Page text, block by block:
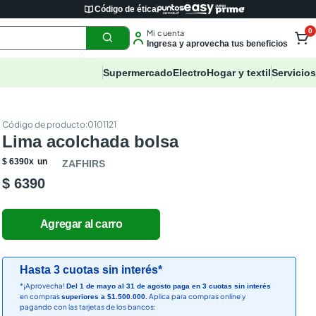
Código de ética
Mi cuenta
Ingresa y aprovecha tus beneficios
0
SupermercadoElectroHogar y textilServicios
:0101121
Lima acolchada bolsa
$ 6390x un ZAFHIRS
$ 6390
Hasta 3 cuotas sin interés*
*¡Aprovecha!Del 1 de mayo al 31 de agosto paga en 3 cuotas sin interés
en comprassuperiores a $1.500.000. Aplica para compras online y
pagando con las tarjetas de los bancos: